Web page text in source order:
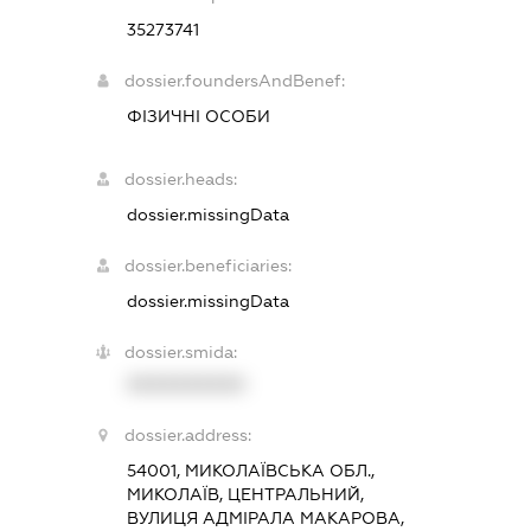
35273741
dossier.foundersAndBenef:
ФІЗИЧНІ ОСОБИ
dossier.heads:
dossier.missingData
dossier.beneficiaries:
dossier.missingData
dossier.smida:
dossier.address:
54001, МИКОЛАЇВСЬКА ОБЛ.,
МИКОЛАЇВ, ЦЕНТРАЛЬНИЙ,
ВУЛИЦЯ АДМІРАЛА МАКАРОВА,